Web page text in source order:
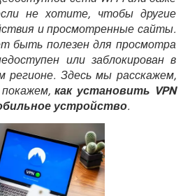
ВКОНТАКТЕ
GOOGLE
ИГРЫ
GOOGLE
не хотите, чтобы другие
и просмотренные сайты.
быть полезен для просмотра
или заблокирован в
регионе. Здесь мы расскажем,
как установить VPN
устройство.